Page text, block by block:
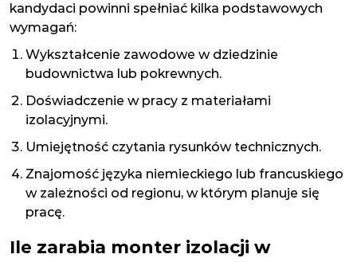
kandydaci powinni spełniać kilka podstawowych
wymagań:
Wykształcenie zawodowe w dziedzinie
budownictwa lub pokrewnych.
Doświadczenie w pracy z materiałami
izolacyjnymi.
Umiejętność czytania rysunków technicznych.
Znajomość języka niemieckiego lub francuskiego
w zależności od regionu, w którym planuje się
pracę.
Ile zarabia monter izolacji w